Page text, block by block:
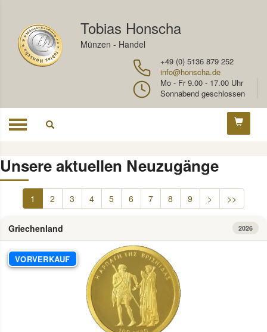
Tobias Honscha
Münzen - Handel
+49 (0) 5136 879 252
info@honscha.de
Mo - Fr 9.00 - 17.00 Uhr
Sonnabend geschlossen
Toggle
Unsere aktuellen Neuzugänge
1 2 3 4 5 6 7 8 9 > >>
Griechenland 2026
VORVERKAUF